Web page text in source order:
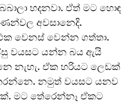
හදනවා. ඒත් මට හොඳ
අවසානෙදි.
වෙනස් වෙන්න ගත්තා.
වයසට යන්න බය ඇයි
නැහැ. ඒක හරියට ලෙඩක්
නමුත් වයසට යනව
මට තේරෙන්නෑ ඒකට